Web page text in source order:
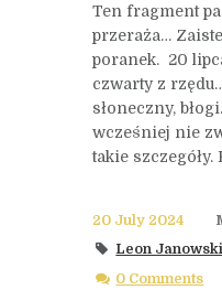
Ten fragment
przeraża…
poranek. 20
czwarty z
słoneczny,
wcześniej nie
takie szczegóły.
20 July 2024
Leon Janowski
0 Comments